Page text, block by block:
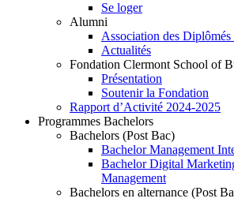
Se loger
Alumni
Association des
Actualités
Fondation Clermont School of
Présentation
Soutenir la Fondation
Rapport d’Activité 2024-2025
Programmes Bachelors
Bachelors (Post Bac)
Bachelor Management
Bachelor Digital
Management
Bachelors en alternance (Post